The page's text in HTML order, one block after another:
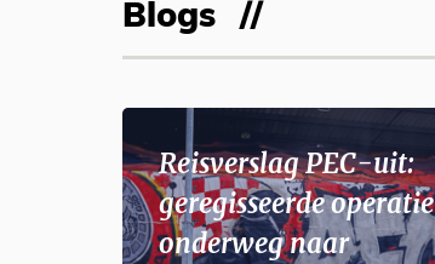
Blogs
Reisverslag PEC-uit:
geregisseerde operatie
onderweg naar